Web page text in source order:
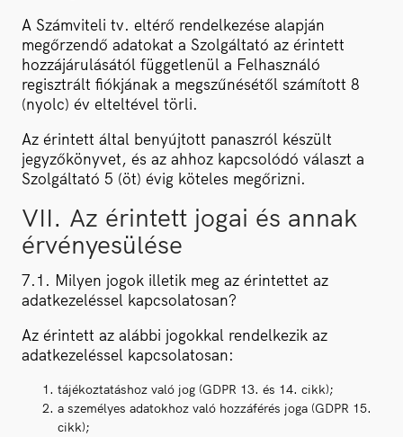
A Számviteli tv. eltérő rendelkezése alapján
megőrzendő adatokat a Szolgáltató az érintett
hozzájárulásától függetlenül a Felhasználó
regisztrált fiókjának a megszűnésétől számított 8
(nyolc) év elteltével törli.
Az érintett által benyújtott panaszról készült
jegyzőkönyvet, és az ahhoz kapcsolódó választ a
Szolgáltató 5 (öt) évig köteles megőrizni.
VII. Az érintett jogai és annak
érvényesülése
7.1. Milyen jogok illetik meg az érintettet az
adatkezeléssel kapcsolatosan?
Az érintett az alábbi jogokkal rendelkezik az
adatkezeléssel kapcsolatosan:
tájékoztatáshoz való jog (GDPR 13. és 14. cikk);
a személyes adatokhoz való hozzáférés joga (GDPR 15.
cikk);